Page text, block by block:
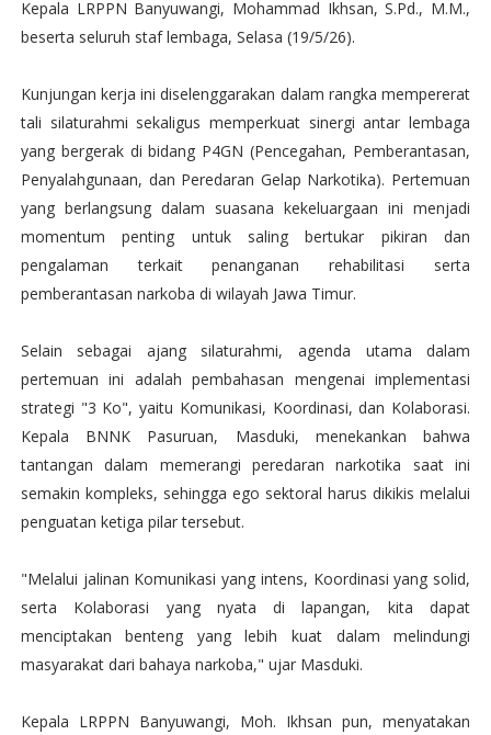
Kepala LRPPN Banyuwangi, Mohammad Ikhsan, S.Pd., M.M.,
beserta seluruh staf lembaga, Selasa (19/5/26).
Kunjungan kerja ini diselenggarakan dalam rangka mempererat
tali silaturahmi sekaligus memperkuat sinergi antar lembaga
yang bergerak di bidang P4GN (Pencegahan, Pemberantasan,
Penyalahgunaan, dan Peredaran Gelap Narkotika). Pertemuan
yang berlangsung dalam suasana kekeluargaan ini menjadi
momentum penting untuk saling bertukar pikiran dan
pengalaman terkait penanganan rehabilitasi serta
pemberantasan narkoba di wilayah Jawa Timur.
Selain sebagai ajang silaturahmi, agenda utama dalam
pertemuan ini adalah pembahasan mengenai implementasi
strategi "3 Ko", yaitu Komunikasi, Koordinasi, dan Kolaborasi.
Kepala BNNK Pasuruan, Masduki, menekankan bahwa
tantangan dalam memerangi peredaran narkotika saat ini
semakin kompleks, sehingga ego sektoral harus dikikis melalui
penguatan ketiga pilar tersebut.
"Melalui jalinan Komunikasi yang intens, Koordinasi yang solid,
serta Kolaborasi yang nyata di lapangan, kita dapat
menciptakan benteng yang lebih kuat dalam melindungi
masyarakat dari bahaya narkoba," ujar Masduki.
Kepala LRPPN Banyuwangi, Moh. Ikhsan pun, menyatakan